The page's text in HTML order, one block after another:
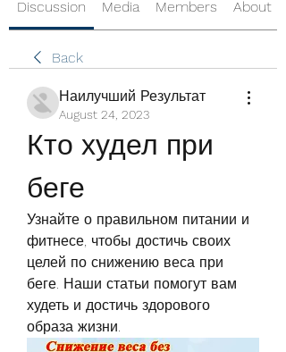
Discussion Media Members About
Back
Наилучший Результат
August 24, 2023
Кто худел при
беге
Узнайте о правильном питании и
фитнесе, чтобы достичь своих
целей по снижению веса при
беге. Наши статьи помогут вам
худеть и достичь здорового
образа жизни.